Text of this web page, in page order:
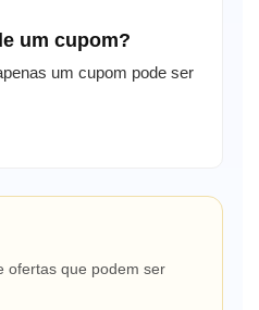
um cupom?
um cupom pode ser
ofertas que podem ser